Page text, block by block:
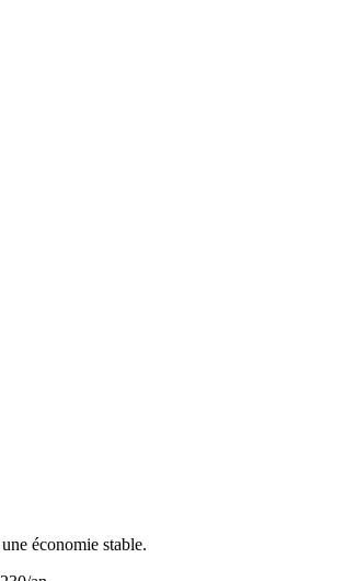
économie stable.